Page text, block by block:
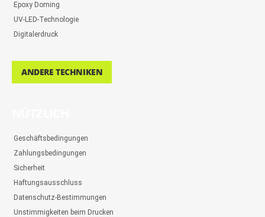
Epoxy Doming
UV-LED-Technologie
Digitalerdruck
ANDERE TECHNIKEN
Geschäftsbedingungen
Zahlungsbedingungen
Sicherheit
Haftungsausschluss
Datenschutz-Bestimmungen
Unstimmigkeiten beim Drucken